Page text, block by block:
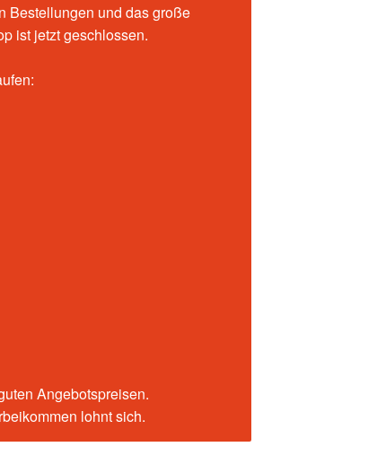
Bestellungen und das große
ist jetzt geschlossen.
Angebotspreisen.
lohnt sich.